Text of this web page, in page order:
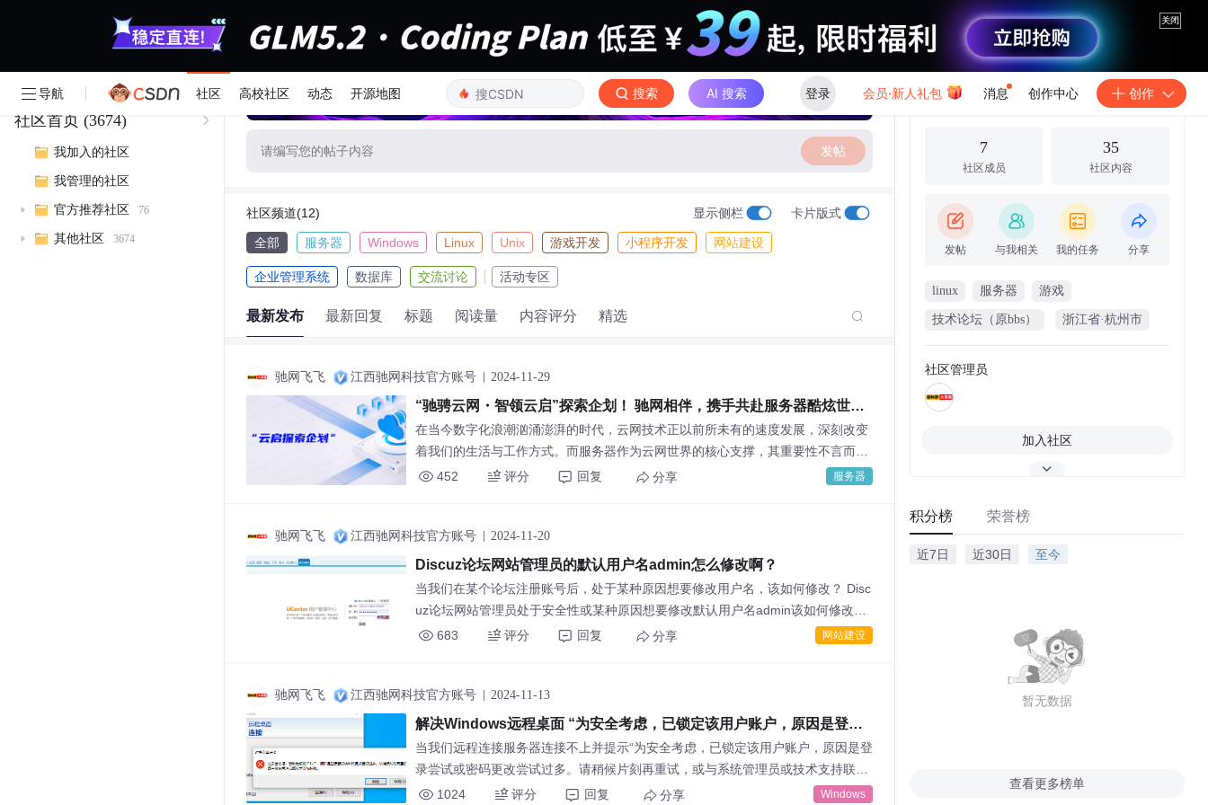
关闭
导航 社区 高校社区 动态 开源地图 搜索 AI 搜索 登录 会员·新人礼包 消息 创作中心 创作
社区首页 (3674)
我加入的社区
我管理的社区
官方推荐社区 76
其他社区 3674
请编写您的帖子内容 发帖
社区频道(12) 显示侧栏 卡片版式
全部 服务器 Windows Linux Unix 游戏开发 小程序开发 网站建设
企业管理系统 数据库 交流讨论 活动专区
最新发布 最新回复 标题 阅读量 内容评分 精选
驰网飞飞 江西驰网科技官方账号 2024-11-29
“驰骋云网・智领云启”探索企划！ 驰网相伴，携手共赴服务器酷炫世界
的探索之旅！
在当今数字化浪潮汹涌澎湃的时代，云网技术正以前所未有的速度发展，深刻改变
着我们的生活与工作方式。而服务器作为云网世界的核心支撑，其重要性不言而
喻。今天，我们满怀热忱地向大家介绍由驰网科技精心打造的 “驰骋云网・智领云
452 评分 回复 分享 服务器
驰网飞飞 江西驰网科技官方账号 2024-11-20
Discuz论坛网站管理员的默认用户名admin怎么修改啊？
当我们在某个论坛注册账号后，处于某种原因想要修改用户名，该如何修改？ Disc
uz论坛网站管理员处于安全性或某种原因想要修改默认用户名admin该如何修改？
驰网飞飞和你分享
683 评分 回复 分享 网站建设
驰网飞飞 江西驰网科技官方账号 2024-11-13
解决Windows远程桌面 “为安全考虑，已锁定该用户账户，原因是登录
尝试或密码更改尝试过多。请稍后片刻再重试，或与系统管理员或技术
支持联系“问题
当我们远程连接服务器连接不上并提示“为安全考虑，已锁定该用户账户，原因是登
录尝试或密码更改尝试过多。请稍候片刻再重试，或与系统管理员或技术支持联系”
时，根本原因是当前计算机远程连接时输入了过多的错误密码，触发系统策略自动
1024 评分 回复 分享 Windows
服务器大本营
7
社区成员
35
社区内容
发帖 与我相关 我的任务 分享
linux 服务器 游戏
技术论坛（原bbs） 浙江省·杭州市
社区管理员
加入社区
积分榜 荣誉榜
近7日 近30日 至今
暂无数据
查看更多榜单